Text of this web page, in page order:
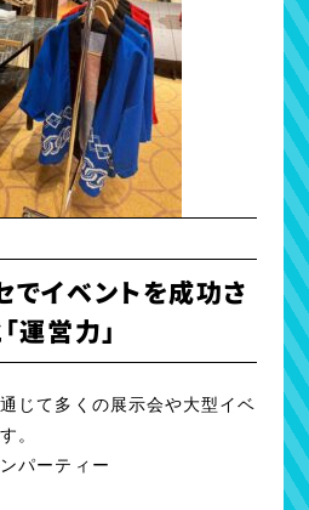
でイベントを成功さ
運営力」
じて多くの展示会や大型イベ
。
パーティー